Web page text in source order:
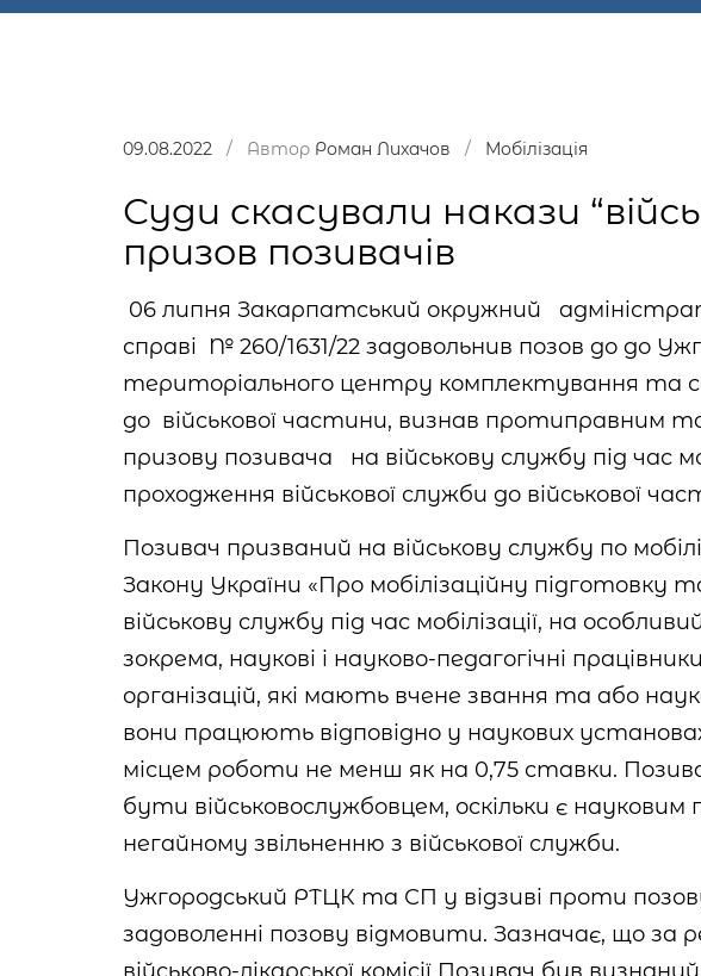
09.08.2022 / Автор Роман Лихачов / Мобілізація
Суди скасували накази
призов позивачів
06 липня Закарпатський окружний
справі № 260/1631/22 задовольнив позов до до
територіального центру комплектування та
до військової частини, визнав протиправним
призову позивача на військову службу під час
проходження військової служби до військової
Позивач призваний на військову службу по
Закону України «Про мобілізаційну підготовку
військову службу під час мобілізації, на
зокрема, наукові і науково-педагогічні
організацій, які мають вчене звання та або
вони працюють відповідно у наукових
місцем роботи не менш як на 0,75 ставки.
бути військовослужбовцем, оскільки є науковим
негайному звільненню з військової служби.
Ужгородський РТЦК та СП у відзиві проти
задоволенні позову відмовити. Зазначає, що